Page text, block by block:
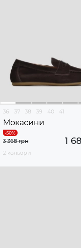
36 37 38 39 40 41
Мокасини
1
3 368 грн
2 кольори